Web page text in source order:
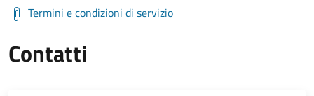
Termini e condizioni di servizio
Contatti